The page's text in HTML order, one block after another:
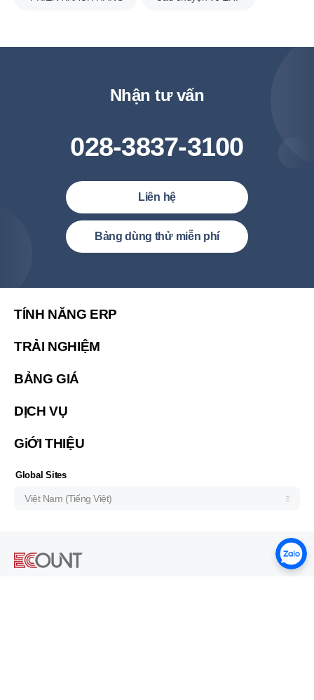
Nhận tư vấn
028-3837-3100
Liên hệ
Bảng dùng thử miễn phí
TÍNH NĂNG ERP
TRẢI NGHIỆM
BẢNG GIÁ
DỊCH VỤ
GiỚI THIỆU
Global Sites
Việt Nam (Tiếng Việt)
Việt Nam (Tiếng Việt)
繁體中文
Malaysia (English)
한국 (한국어)
Philipines(English)
Узбекистан (русский)